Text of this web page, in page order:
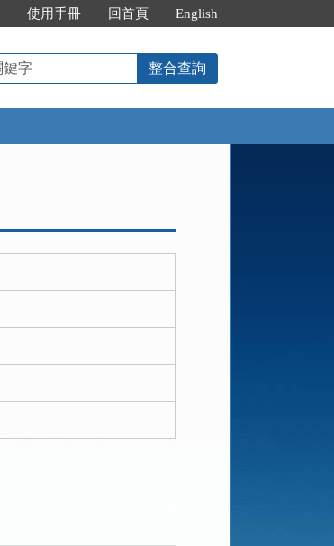
使用手冊 回首頁 English
整合查詢